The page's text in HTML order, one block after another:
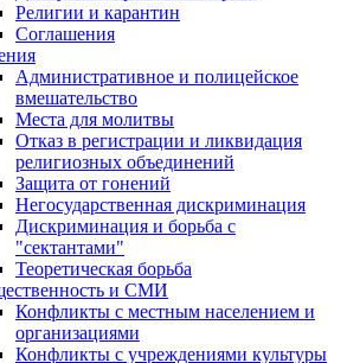
Религии и карантин
Соглашения
Административное и полицейское
вмешательство
Места для молитвы
Отказ в регистрации и ликвидация
религиозных объединений
Защита от гонений
Негосударственная дискриминация
Дискриминация и борьба с
"сектантами"
Теоретическая борьба
и СМИ
Конфликты с местным населением и
организациями
Конфликты с учреждениями культуры